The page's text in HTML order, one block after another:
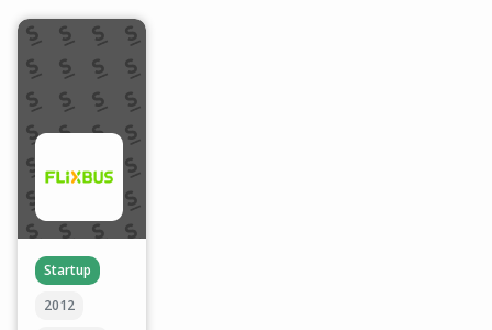
Startup
2012